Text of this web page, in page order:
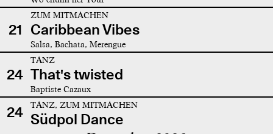
21
ZUM MITMACHEN
Caribbean Vibes
Salsa, Bachata, Merengue
24
TANZ
That's twisted
Baptiste Cazaux
24 TANZ, ZUM MITMACHEN
Südpol Dance